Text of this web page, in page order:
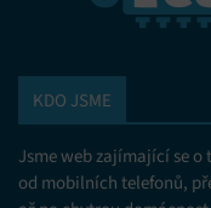
KDO JSME
Jsme web zajímající se
od mobilních telefonů,